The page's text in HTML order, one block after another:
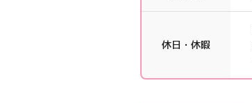
休日・休暇